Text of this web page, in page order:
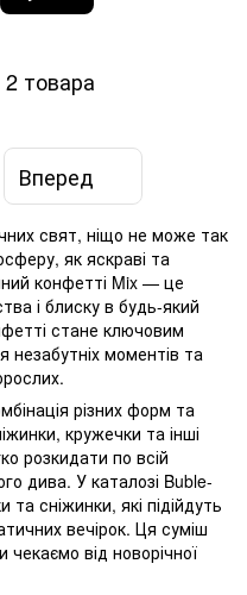
товара
Вперед
свят, ніщо не може так
як яскраві та
конфетті Mix — це
і блиску в будь-який
стане ключовим
моментів та
різних форм та
кружечки та інші
розкидати по всій
дива. У каталозі Buble-
сніжинки, які підійдуть
вечірок. Ця суміш
чекаємо від новорічної